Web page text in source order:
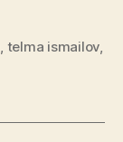
, telma ismailov,